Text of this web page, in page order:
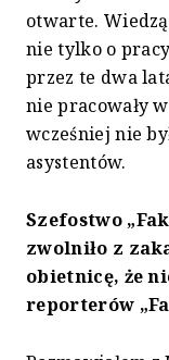
otwarte.
nie tylko o
przez te dwa
nie pracowały
wcześniej nie
asystentów.
Szefostwo
zwolniło z
obietnicę, że
reporterów